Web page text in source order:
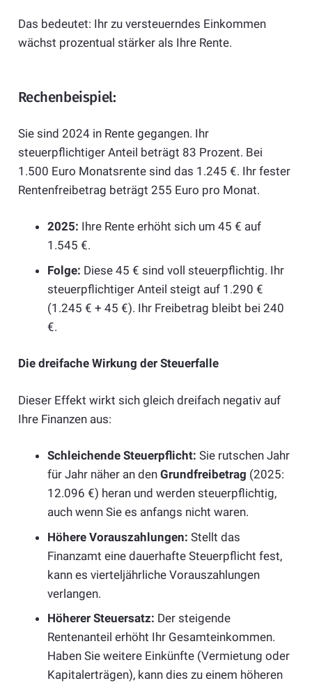
Das bedeutet: Ihr zu versteuerndes Einkommen
wächst prozentual stärker als Ihre Rente.
Rechenbeispiel:
Sie sind 2024 in Rente gegangen. Ihr
steuerpflichtiger Anteil beträgt 83 Prozent. Bei
1.500 Euro Monatsrente sind das 1.245 €. Ihr fester
Rentenfreibetrag beträgt 255 Euro pro Monat.
2025: Ihre Rente erhöht sich um 45 € auf
1.545 €.
Folge: Diese 45 € sind voll steuerpflichtig. Ihr
steuerpflichtiger Anteil steigt auf 1.290 €
(1.245 € + 45 €). Ihr Freibetrag bleibt bei 240
€.
Die dreifache Wirkung der Steuerfalle
Dieser Effekt wirkt sich gleich dreifach negativ auf
Ihre Finanzen aus:
Schleichende Steuerpflicht: Sie rutschen Jahr
für Jahr näher an den Grundfreibetrag (2025:
12.096 €) heran und werden steuerpflichtig,
auch wenn Sie es anfangs nicht waren.
Höhere Vorauszahlungen: Stellt das
Finanzamt eine dauerhafte Steuerpflicht fest,
kann es vierteljährliche Vorauszahlungen
verlangen.
Höherer Steuersatz: Der steigende
Rentenanteil erhöht Ihr Gesamteinkommen.
Haben Sie weitere Einkünfte (Vermietung oder
Kapitalerträgen), kann dies zu einem höheren